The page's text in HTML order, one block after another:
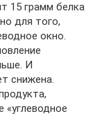
15 грамм белка
для того,
окно.
И
снижена.